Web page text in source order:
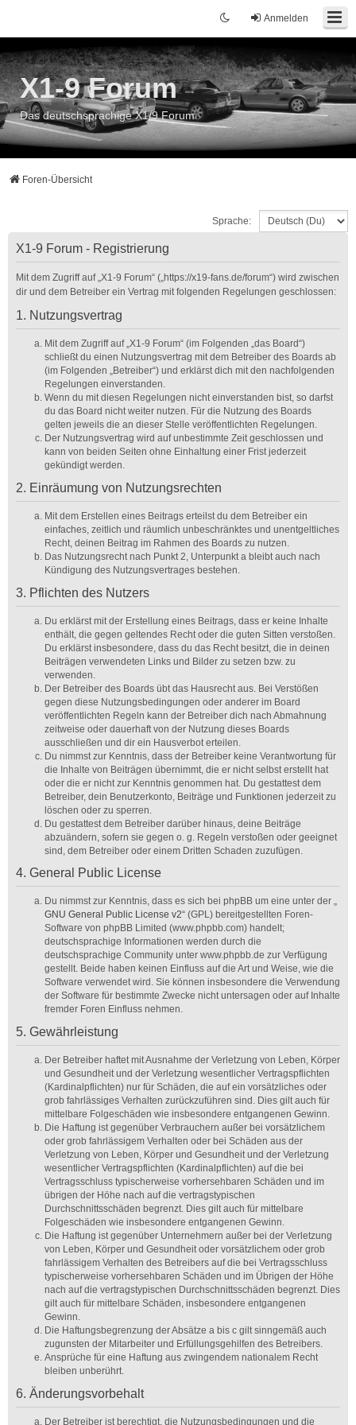
Anmelden
X1-9 Forum
Das deutschsprachige X1/9 Forum
Foren-Übersicht
Sprache:
X1-9 Forum - Registrierung
Mit dem Zugriff auf „X1-9 Forum“ („https://x19-fans.de/forum“) wird zwischen
dir und dem Betreiber ein Vertrag mit folgenden Regelungen geschlossen:
1. Nutzungsvertrag
Mit dem Zugriff auf „X1-9 Forum“ (im Folgenden „das Board“)
schließt du einen Nutzungsvertrag mit dem Betreiber des Boards ab
(im Folgenden „Betreiber“) und erklärst dich mit den nachfolgenden
Regelungen einverstanden.
Wenn du mit diesen Regelungen nicht einverstanden bist, so darfst
du das Board nicht weiter nutzen. Für die Nutzung des Boards
gelten jeweils die an dieser Stelle veröffentlichten Regelungen.
Der Nutzungsvertrag wird auf unbestimmte Zeit geschlossen und
kann von beiden Seiten ohne Einhaltung einer Frist jederzeit
gekündigt werden.
2. Einräumung von Nutzungsrechten
Mit dem Erstellen eines Beitrags erteilst du dem Betreiber ein
einfaches, zeitlich und räumlich unbeschränktes und unentgeltliches
Recht, deinen Beitrag im Rahmen des Boards zu nutzen.
Das Nutzungsrecht nach Punkt 2, Unterpunkt a bleibt auch nach
Kündigung des Nutzungsvertrages bestehen.
3. Pflichten des Nutzers
Du erklärst mit der Erstellung eines Beitrags, dass er keine Inhalte
enthält, die gegen geltendes Recht oder die guten Sitten verstoßen.
Du erklärst insbesondere, dass du das Recht besitzt, die in deinen
Beiträgen verwendeten Links und Bilder zu setzen bzw. zu
verwenden.
Der Betreiber des Boards übt das Hausrecht aus. Bei Verstößen
gegen diese Nutzungsbedingungen oder anderer im Board
veröffentlichten Regeln kann der Betreiber dich nach Abmahnung
zeitweise oder dauerhaft von der Nutzung dieses Boards
ausschließen und dir ein Hausverbot erteilen.
Du nimmst zur Kenntnis, dass der Betreiber keine Verantwortung für
die Inhalte von Beiträgen übernimmt, die er nicht selbst erstellt hat
oder die er nicht zur Kenntnis genommen hat. Du gestattest dem
Betreiber, dein Benutzerkonto, Beiträge und Funktionen jederzeit zu
löschen oder zu sperren.
Du gestattest dem Betreiber darüber hinaus, deine Beiträge
abzuändern, sofern sie gegen o. g. Regeln verstoßen oder geeignet
sind, dem Betreiber oder einem Dritten Schaden zuzufügen.
4. General Public License
Du nimmst zur Kenntnis, dass es sich bei phpBB um eine unter der „
GNU General Public License v2“ (GPL) bereitgestellten Foren-
Software von phpBB Limited (www.phpbb.com) handelt;
deutschsprachige Informationen werden durch die
deutschsprachige Community unter www.phpbb.de zur Verfügung
gestellt. Beide haben keinen Einfluss auf die Art und Weise, wie die
Software verwendet wird. Sie können insbesondere die Verwendung
der Software für bestimmte Zwecke nicht untersagen oder auf Inhalte
fremder Foren Einfluss nehmen.
5. Gewährleistung
Der Betreiber haftet mit Ausnahme der Verletzung von Leben, Körper
und Gesundheit und der Verletzung wesentlicher Vertragspflichten
(Kardinalpflichten) nur für Schäden, die auf ein vorsätzliches oder
grob fahrlässiges Verhalten zurückzuführen sind. Dies gilt auch für
mittelbare Folgeschäden wie insbesondere entgangenen Gewinn.
Die Haftung ist gegenüber Verbrauchern außer bei vorsätzlichem
oder grob fahrlässigem Verhalten oder bei Schäden aus der
Verletzung von Leben, Körper und Gesundheit und der Verletzung
wesentlicher Vertragspflichten (Kardinalpflichten) auf die bei
Vertragsschluss typischerweise vorhersehbaren Schäden und im
übrigen der Höhe nach auf die vertragstypischen
Durchschnittsschäden begrenzt. Dies gilt auch für mittelbare
Folgeschäden wie insbesondere entgangenen Gewinn.
Die Haftung ist gegenüber Unternehmern außer bei der Verletzung
von Leben, Körper und Gesundheit oder vorsätzlichem oder grob
fahrlässigem Verhalten des Betreibers auf die bei Vertragsschluss
typischerweise vorhersehbaren Schäden und im Übrigen der Höhe
nach auf die vertragstypischen Durchschnittsschäden begrenzt. Dies
gilt auch für mittelbare Schäden, insbesondere entgangenen
Gewinn.
Die Haftungsbegrenzung der Absätze a bis c gilt sinngemäß auch
zugunsten der Mitarbeiter und Erfüllungsgehilfen des Betreibers.
Ansprüche für eine Haftung aus zwingendem nationalem Recht
bleiben unberührt.
6. Änderungsvorbehalt
Der Betreiber ist berechtigt, die Nutzungsbedingungen und die